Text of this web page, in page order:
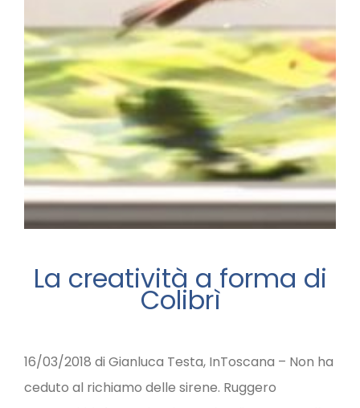
La creatività a forma di
Colibrì
16/03/2018 di Gianluca Testa, InToscana – Non ha
ceduto al richiamo delle sirene. Ruggero